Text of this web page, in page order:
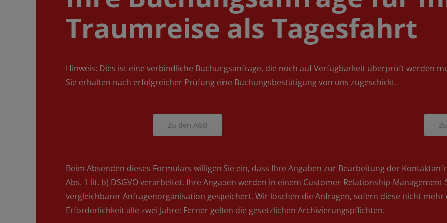
Traumreise als Tagesfahrt
Hinweis: Dies ist eine verbindliche Buchungsanfrage, die noch auf Verfügbarkeit überprüft werden
Sie erhalten nach erfolgreicher Prüfung eine Buchungsbestätigung von uns zugeschickt.
Zu den AGB
Beim Absenden dieses Formulars willigen Sie ein, dass Ihre Angaben zur Bearbeitung der
Abs. 1 lit. b) DSGVO verarbeitet. Ihre Angaben werden in einem Customer-Relationship-Management
vergleichbarer Anfragenorganisation gespeichert. Wir löschen die Anfragen, sofern diese nicht
Erforderlichkeit alle zwei Jahre; Ferner gelten die gesetzlichen Archivierungspflichten.